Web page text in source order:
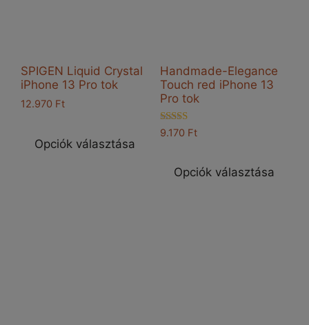
SPIGEN Liquid Crystal
iPhone 13 Pro tok
12.970 Ft
Opciók választása
Handmade-Elegance
Touch red iPhone 13
Pro tok
Értékelés:
9.170 Ft
Opciók választása